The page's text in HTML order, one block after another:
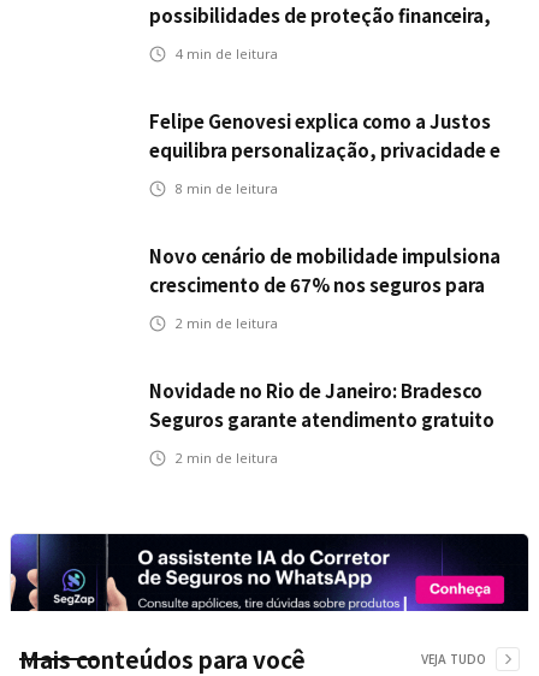
possibilidades de proteção financeira,
Icatu Seguros eleva capital segurado
4 min de leitura
Felipe Genovesi explica como a Justos
equilibra personalização, privacidade e
tecnologia
8 min de leitura
Novo cenário de mobilidade impulsiona
crescimento de 67% nos seguros para
veículos elétricos da Bradesco Seguros
2 min de leitura
Novidade no Rio de Janeiro: Bradesco
Seguros garante atendimento gratuito
na Ponte Rio-Niterói
2 min de leitura
Mais conteúdos para você VEJA TUDO